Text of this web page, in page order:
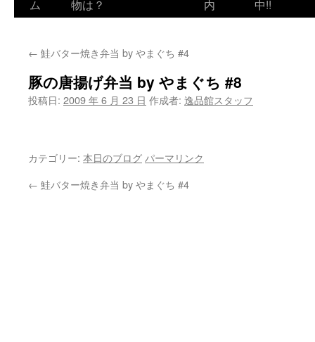
ム
物は？
内
中!!
← 鮭バター焼き弁当 by やまぐち #4
豚の唐揚げ弁当 by やまぐち #8
投稿日: 2009 年 6 月 23 日 作成者: 逸品館スタッフ
カテゴリー: 本日のブログ パーマリンク
← 鮭バター焼き弁当 by やまぐち #4